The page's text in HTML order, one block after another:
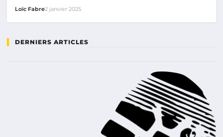
Loïc Fabre2 janvier 2025
DERNIERS ARTICLES